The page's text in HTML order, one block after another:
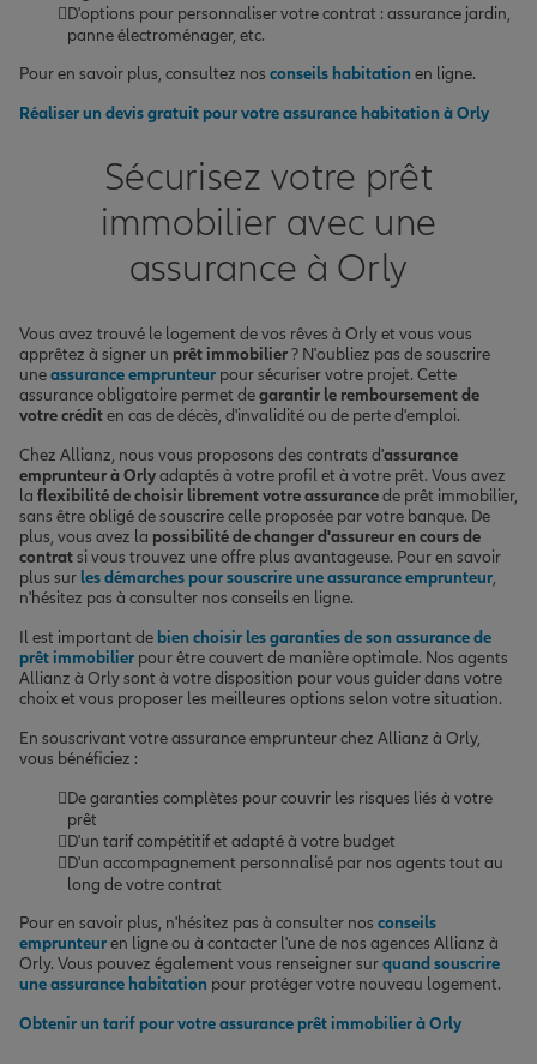
D'options pour personnaliser votre contrat : assurance jardin,
panne électroménager, etc.
Pour en savoir plus, consultez nos conseils habitation en ligne.
Réaliser un devis gratuit pour votre assurance habitation à Orly
Sécurisez votre prêt
immobilier avec une
assurance à Orly
Vous avez trouvé le logement de vos rêves à Orly et vous vous
apprêtez à signer un prêt immobilier? N'oubliez pas de souscrire
uneassurance emprunteur pour sécuriser votre projet. Cette
assurance obligatoire permet degarantir le remboursement de
votre créditen cas de décès, d'invalidité ou de perte d'emploi.
Chez Allianz, nous vous proposons des contrats d'assurance
emprunteur à Orlyadaptés à votre profil et à votre prêt. Vous avez
la flexibilité de choisir librement votre assurancede prêt immobilier,
sans être obligé de souscrire celle proposée par votre banque. De
plus, vous avez la possibilité de changer d'assureur en cours de
contratsi vous trouvez une offre plus avantageuse. Pour en savoir
plus sur les démarches pour souscrire une assurance emprunteur,
n'hésitez pas à consulter nos conseils en ligne.
Il est important de bien choisir les garanties de son assurance de
prêt immobilier pour être couvert de manière optimale. Nos agents
Allianz à Orly sont à votre disposition pour vous guider dans votre
choix et vous proposer les meilleures options selon votre situation.
En souscrivant votre assurance emprunteur chez Allianz à Orly,
vous bénéficiez :
De garanties complètes pour couvrir les risques liés à votre
prêt
D'un tarif compétitif et adapté à votre budget
D'un accompagnement personnalisé par nos agents tout au
long de votre contrat
Pour en savoir plus, n'hésitez pas à consulter nos conseils
emprunteuren ligne ou à contacter l'une de nos agences Allianz à
Orly. Vous pouvez également vous renseigner surquand souscrire
une assurance habitation pour protéger votre nouveau logement.
Obtenir un tarif pour votre assurance prêt immobilier à Orly